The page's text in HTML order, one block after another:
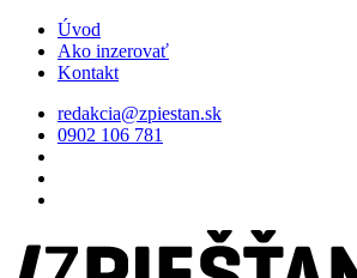
Úvod
Ako inzerovať
Kontakt
redakcia@zpiestan.sk
0902 106 781